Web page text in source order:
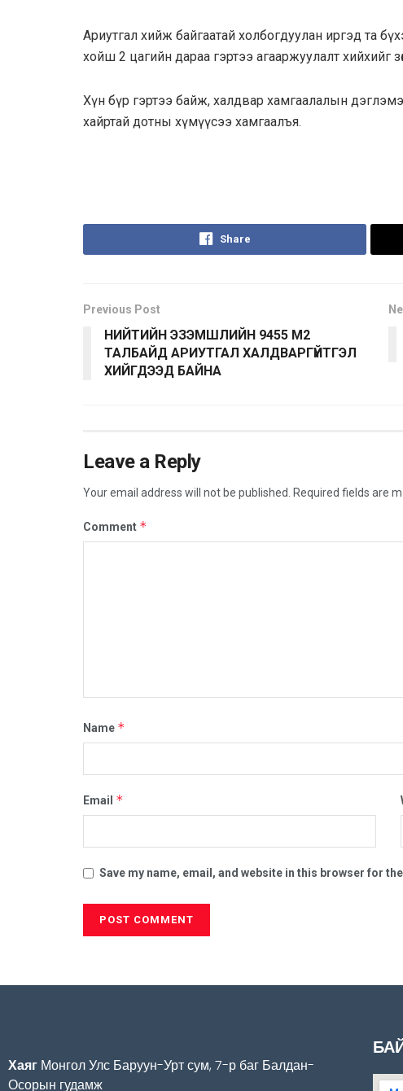
Ариутгал хийж байгаатай холбогдуулан иргэд та
хойш 2 цагийн дараа гэртээ агааржуулалт хийхийг
Хүн бүр гэртээ байж, халдвар хамгаалалын дэглэмээ
хайртай дотны хүмүүсээ хамгаалъя.
Share
Previous Post
НИЙТИЙН ЭЗЭМШЛИЙН 9455 М2
ТАЛБАЙД АРИУТГАЛ ХАЛДВАРГҮЙТГЭЛ
ХИЙГДЭЭД БАЙНА
Leave a Reply
Your email address will not be published. Required fields are
Comment *
Name *
Email *
Save my name, email, and website in this browser for
Хаяг Монгол Улс Баруун-Урт сум, 7-р баг Балдан-
Осорын гудамж